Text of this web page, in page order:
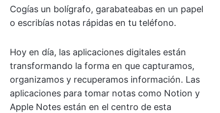
Cogías un bolígrafo, garabateabas en un papel
o escribías notas rápidas en tu teléfono.
Hoy en día, las aplicaciones digitales están
transformando la forma en que capturamos,
organizamos y recuperamos información. Las
aplicaciones para tomar notas como Notion y
Apple Notes están en el centro de esta